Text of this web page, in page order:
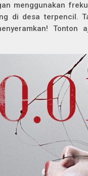
menggunakan
di desa terpencil.
Tonton